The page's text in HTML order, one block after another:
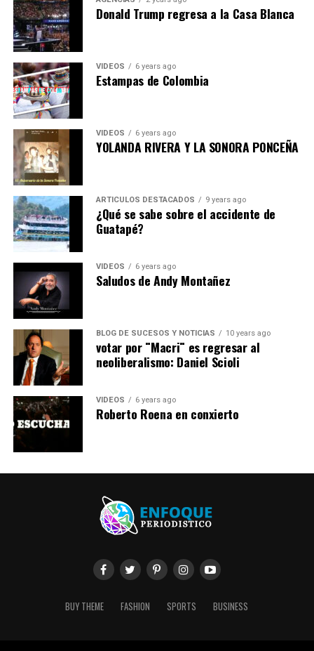
Donald Trump regresa a la Casa Blanca
VIDEOS 6 years ago
Estampas de Colombia
VIDEOS 6 years ago
YOLANDA RIVERA Y LA SONORA PONCEÑA
ARTICULOS DESTACADOS 9 years ago
¿Qué se sabe sobre el accidente de
Guatapé?
VIDEOS 6 years ago
Saludos de Andy Montañez
BLOG DE SUCESOS Y NOTICIAS 10 years ago
votar por ¨Macri¨ es regresar al
neoliberalismo: Daniel Scioli
VIDEOS 6 years ago
Roberto Roena en conxierto
BUY THEME FASHION SPORTS BUSINESS